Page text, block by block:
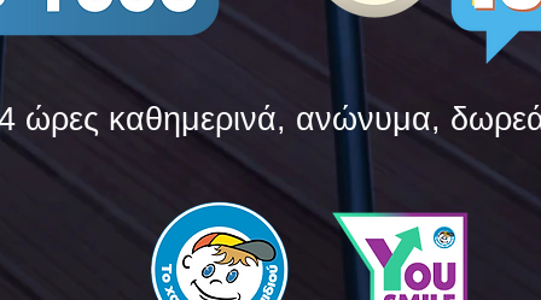
ώρες καθημερινά, ανώνυμα,